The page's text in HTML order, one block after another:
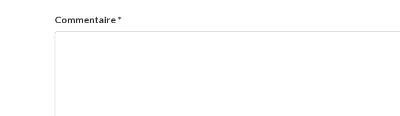
Commentaire *